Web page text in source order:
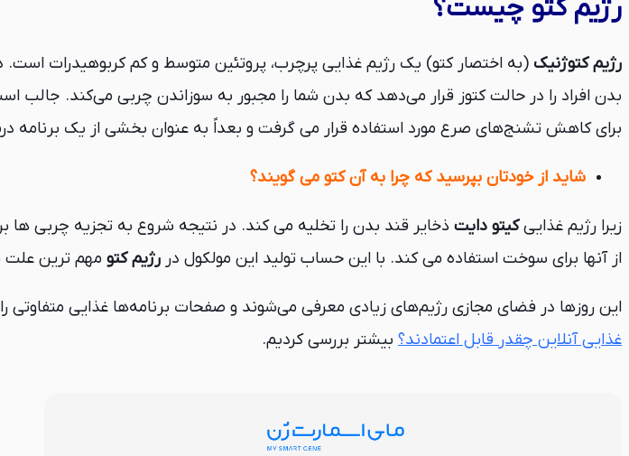
رژیم کتو چیست؟
رژیم کتوژنیک (به اختصار کتو) یک رژیم غذایی پرچرب، پروتئین متوسط ​​و کم کربوهیدرات است.
بدن افراد را در حالت کتوز قرار می‌دهد که بدن شما را مجبور به سوزاندن چربی می‌کند. جالب
برای کاهش تشنج‌های صرع مورد استفاده قرار می گرفت و بعداً به عنوان بخشی از یک برنامه
شاید از خودتان بپرسید که چرا به آن کتو می گویند؟
زیرا رژیم غذاییکیتو دایت ذخایر قند بدن را تخلیه می کند. در نتیجه شروع به تجزیه چربی
از آنها برای سوخت استفاده می کند. با این حساب تولید این مولکول در رژیم کتو مهم ترین علت
این روزها در فضای مجازی رژیم‌های زیادی معرفی می‌شوند و صفحات برنامه‌ها غذایی متفاوتی
غذایی آنلاین چقدر قابل اعتمادند؟ بیشتر بررسی کردیم.